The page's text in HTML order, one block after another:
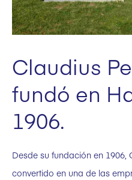
Claudius
fundó en
1906.
Desde su fundación en 1906,
convertido en una de las